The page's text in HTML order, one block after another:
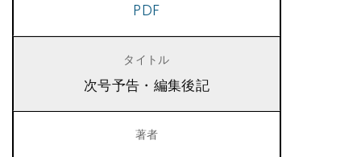
PDF
次号予告・編集後記